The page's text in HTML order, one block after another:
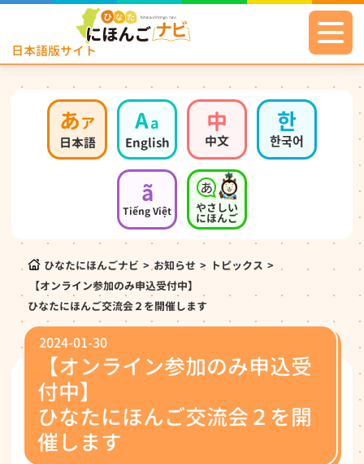
日本語版サイト
あア
日本語
Aa
English
中
中文
한
한국어
ã
Tiếng Việt やさしい
にほんご
ひなたにほんごナビ >お知らせ > トピックス >
【オンライン参加のみ申込受付中】
ひなたにほんご交流会２を開催します
2024-01-30
【オンライン参加のみ申込受
付中】
ひなたにほんご交流会２を開
催します